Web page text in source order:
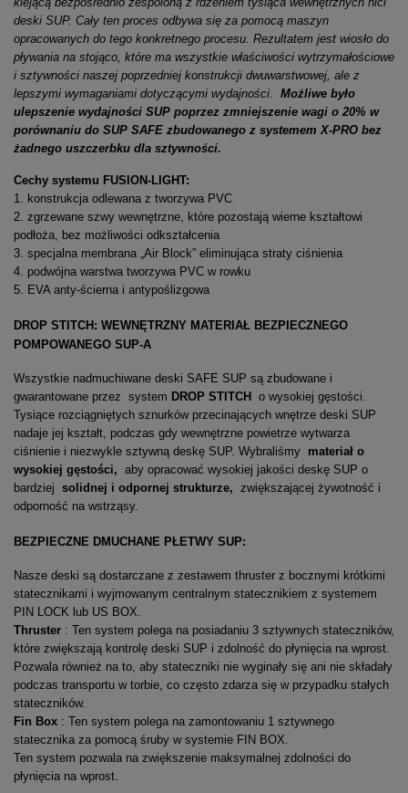
deski SUP. Cały ten proces odbywa się za pomocą maszyn
opracowanych do tego konkretnego procesu. Rezultatem jest wiosło do
pływania na stojąco, które ma wszystkie właściwości wytrzymałościowe
i sztywności naszej poprzedniej konstrukcji dwuwarstwowej, ale z
lepszymi wymaganiami dotyczącymi wydajności. Możliwe było
ulepszenie wydajności SUP poprzez zmniejszenie wagi o 20% w
porównaniu do SUP SAFE zbudowanego z systemem X-PRO bez
żadnego uszczerbku dla sztywności.
Cechy systemu FUSION-LIGHT:
1. konstrukcja odlewana z tworzywa PVC
2. zgrzewane szwy wewnętrzne, które pozostają wierne kształtowi
podłoża, bez możliwości odkształcenia
3. specjalna membrana „Air Block” eliminująca straty ciśnienia
4. podwójna warstwa tworzywa PVC w rowku
5. EVA anty-ścierna i antypoślizgowa
DROP STITCH: WEWNĘTRZNY MATERIAŁ BEZPIECZNEGO
POMPOWANEGO SUP-A
Wszystkie nadmuchiwane deski SAFE SUP są zbudowane i
gwarantowane przez system DROP STITCH o wysokiej gęstości.
Tysiące rozciągniętych sznurków przecinających wnętrze deski SUP
nadaje jej kształt, podczas gdy wewnętrzne powietrze wytwarza
ciśnienie i niezwykle sztywną deskę SUP. Wybraliśmy materiał o
wysokiej gęstości, aby opracować wysokiej jakości deskę SUP o
bardziej solidnej i odpornej strukturze, zwiększającej żywotność i
odporność na wstrząsy.
BEZPIECZNE DMUCHANE PŁETWY SUP:
Nasze deski są dostarczane z zestawem thruster z bocznymi krótkimi
statecznikami i wyjmowanym centralnym statecznikiem z systemem
PIN LOCK lub US BOX.
Thruster : Ten system polega na posiadaniu 3 sztywnych stateczników,
które zwiększają kontrolę deski SUP i zdolność do płynięcia na wprost.
Pozwala również na to, aby stateczniki nie wyginały się ani nie składały
podczas transportu w torbie, co często zdarza się w przypadku stałych
stateczników.
Fin Box : Ten system polega na zamontowaniu 1 sztywnego
statecznika za pomocą śruby w systemie FIN BOX.
Ten system pozwala na zwiększenie maksymalnej zdolności do
płynięcia na wprost.